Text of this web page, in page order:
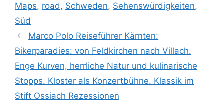
Maps, road , Schweden, Sehenswürdigkeiten,
Süd
Marco Polo Reiseführer Kärnten:
Bikerparadies: von Feldkirchen nach Villach.
Enge Kurven, herrliche Natur und kulinarische
Stopps. Kloster als Konzertbühne. Klassik im
Stift Ossiach Rezessionen